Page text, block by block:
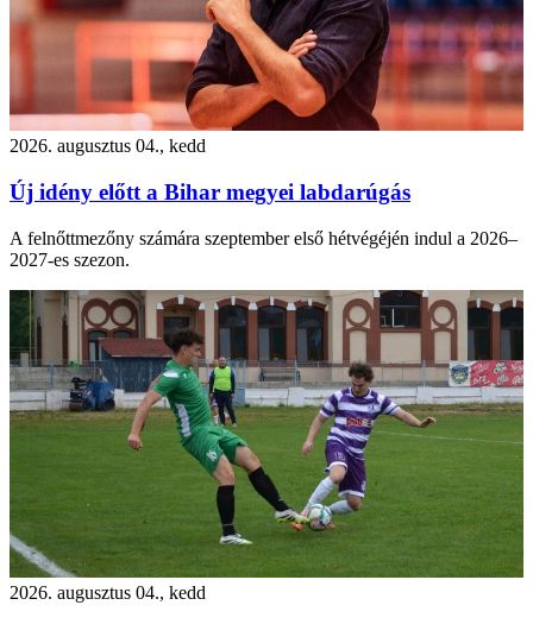
2026. augusztus 04., kedd
Új idény előtt a Bihar megyei labdarúgás
A felnőttmezőny számára szeptember első hétvégéjén indul a 2026–
2027-es szezon.
2026. augusztus 04., kedd